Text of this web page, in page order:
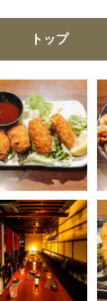
トップ